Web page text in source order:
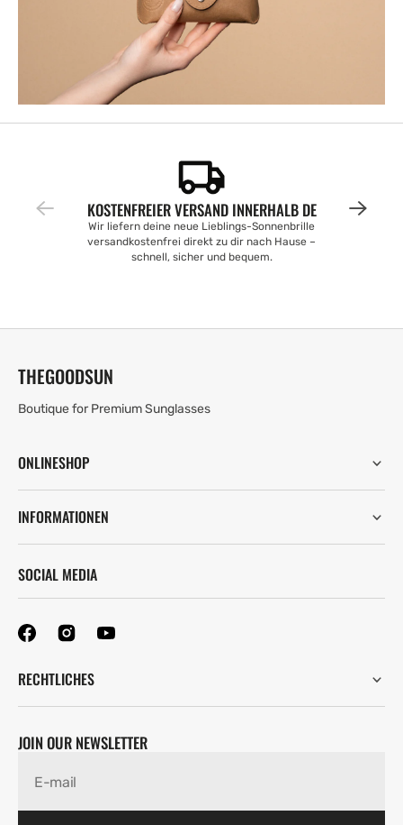
KOSTENFREIER VERSAND INNERHALB DE
Wir liefern deine neue Lieblings-Sonnenbrille
versandkostenfrei direkt zu dir nach Hause –
schnell, sicher und bequem.
THEGOODSUN
Boutique for Premium Sunglasses
ONLINESHOP
INFORMATIONEN
SOCIAL MEDIA
RECHTLICHES
JOIN OUR NEWSLETTER
E-mail